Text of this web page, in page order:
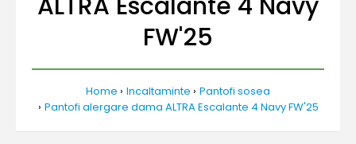
FW'25
Home Incaltaminte
Pantofi sosea
Pantofi alergare dama ALTRA Escalante 4 Navy FW'25